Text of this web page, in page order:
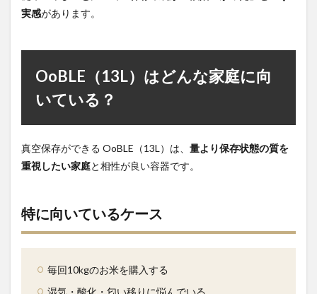
実感があります。
OoBLE（13L）はどんな家庭に向
いている？
真空保存ができる OoBLE（13L）は、 量より保存状態の質を
重視したい家庭と相性が良い容器です。
特に向いているケース
毎回10kgのお米を購入する
湿気・酸化・匂い移りに悩んでいる